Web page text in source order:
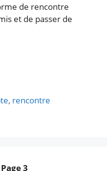
de rencontre
et de passer de
, rencontre
Page 3